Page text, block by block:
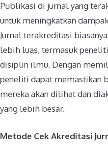
Publikasi di jurnal yang
untuk meningkatkan
Jurnal terakreditasi
lebih luas, termasuk
disiplin ilmu. Dengan
peneliti dapat memastikan
mereka akan dilihat dan
yang lebih besar.
Metode Cek Akreditasi